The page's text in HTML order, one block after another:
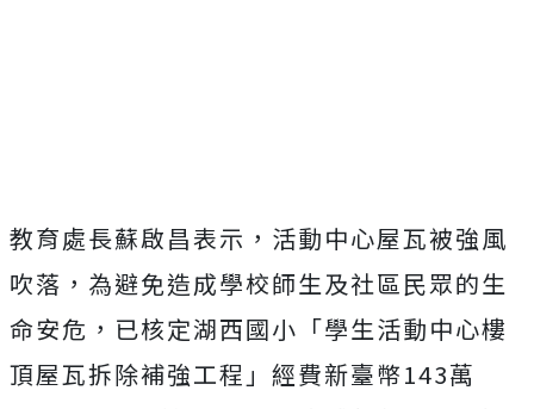
教育處長蘇啟昌表示，活動中心屋瓦被強風
吹落，為避免造成學校師生及社區民眾的生
命安危，已核定湖西國小「學生活動中心樓
頂屋瓦拆除補強工程」經費新臺幣143萬